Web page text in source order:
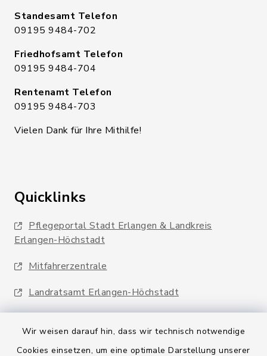
Wir weisen darauf hin, dass wir technisch notwendige
Cookies einsetzen, um eine optimale Darstellung unserer
Standesamt Telefon
09195 9484-702
Friedhofsamt Telefon
09195 9484-704
Rentenamt Telefon
09195 9484-703
Vielen Dank für Ihre Mithilfe!
Quicklinks
Pflegeportal Stadt Erlangen & Landkreis
Erlangen-Höchstadt
Mitfahrerzentrale
Landratsamt Erlangen-Höchstadt